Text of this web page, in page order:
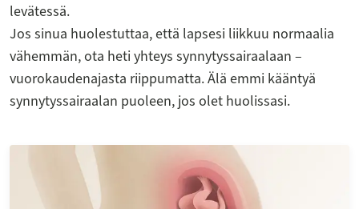
levätessä.
Jos sinua huolestuttaa, että lapsesi liikkuu normaalia
vähemmän, ota heti yhteys synnytyssairaalaan –
vuorokaudenajasta riippumatta. Älä emmi kääntyä
synnytyssairaalan puoleen, jos olet huolissasi.